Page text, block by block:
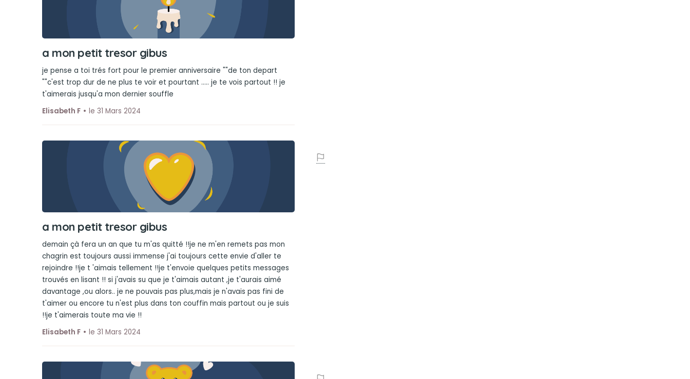
a mon petit tresor gibus
je pense a toi trés fort pour le premier anniversaire ""de ton depart
""c'est trop dur de ne plus te voir et pourtant ..... je te vois partout !! je
t'aimerais jusqu'a mon dernier souffle
Elisabeth F
le 31 Mars 2024
a mon petit tresor gibus
demain çà fera un an que tu m'as quitté !!je ne m'en remets pas mon
chagrin est toujours aussi immense j'ai toujours cette envie d'aller te
rejoindre !!je t 'aimais tellement !!je t'envoie quelques petits messages
trouvés en lisant !! si j'avais su que je t'aimais autant ,je t'aurais aimé
davantage ,ou alors.. je ne pouvais pas plus,mais je n'avais pas fini de
t'aimer ou encore tu n'est plus dans ton couffin mais partout ou je suis
!!je t'aimerais toute ma vie !!
Elisabeth F
le 31 Mars 2024